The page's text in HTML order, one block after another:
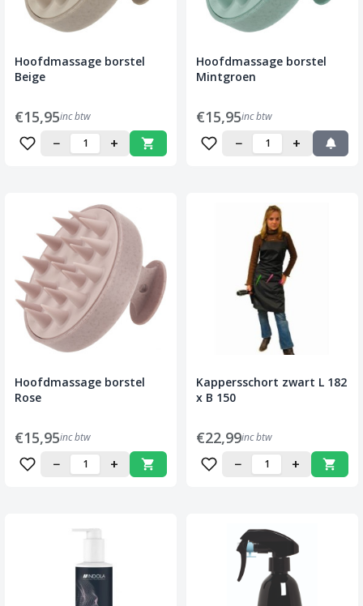
Hoofdmassage borstel
Beige
€15,95inc btw
− +
Hoofdmassage borstel
Mintgroen
€15,95inc btw
− +
Hoofdmassage borstel
Rose
€15,95inc btw
− +
Kappersschort zwart L 182
x B 150
€22,99inc btw
− +